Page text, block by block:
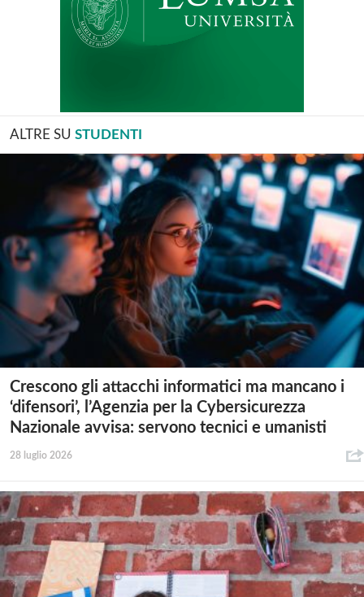
ALTRE SU STUDENTI
Crescono gli attacchi informatici ma mancano i
‘difensori’, l’Agenzia per la Cybersicurezza
Nazionale avvisa: servono tecnici e umanisti
28 luglio 2026